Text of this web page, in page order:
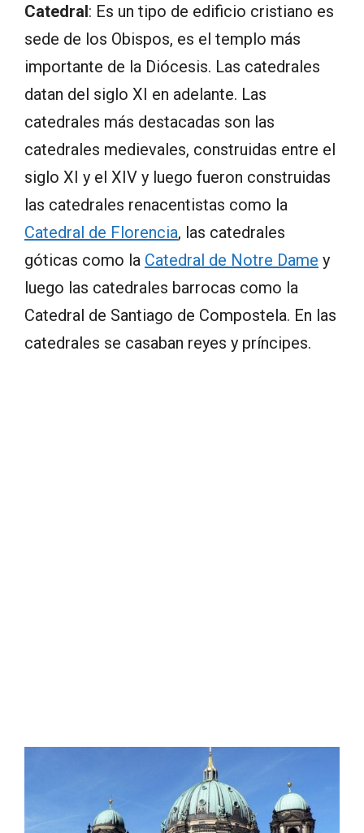
Catedral: Es un tipo de edificio cristiano es
sede de los Obispos, es el templo más
importante de la Diócesis. Las catedrales
datan del siglo XI en adelante. Las
catedrales más destacadas son las
catedrales medievales, construidas entre el
siglo XI y el XIV y luego fueron construidas
las catedrales renacentistas como la
Catedral de Florencia, las catedrales
góticas como la Catedral de Notre Dame y
luego las catedrales barrocas como la
Catedral de Santiago de Compostela. En las
catedrales se casaban reyes y príncipes.